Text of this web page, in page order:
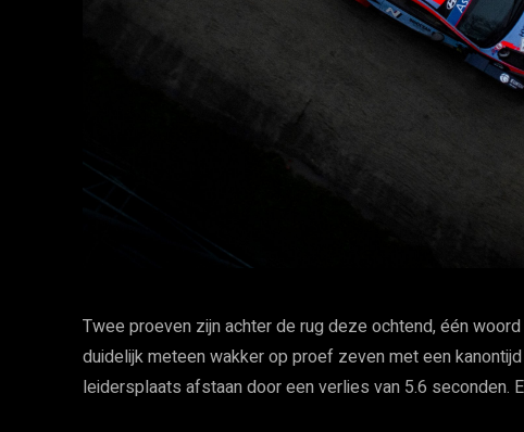
Twee proeven zijn achter de rug deze ochtend, één
duidelijk meteen wakker op proef zeven met een
leidersplaats afstaan door een verlies van 5.6 seconden.